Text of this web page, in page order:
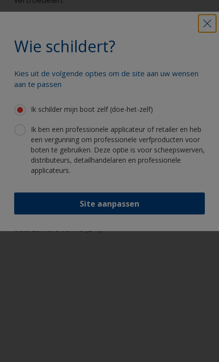
Amine Light Stabilisers)?
en zetten deze om in warmte welke vervolgens
door het vernisoppervlak verdampen
(HALS) absorberen de straling niet. In plaats
schadelijke effect van fotochemicaliën de zogeheten
“vrije radicalen”. Door deze te neutraliseren
belemmeren zij de chemische afbraak, verkleuring
en aantasting van de hardheid en de flexibiliteit
betekent hier een stabilisering van de geschilderde
oppervlaktes en een vertraging van de afbraak van
het bindmiddel. Het resultaat is een veel
duurzamere vernis(2-4).
Wie schildert?
Kies uit de volgende opties om de site aan uw wensen
aan te passen
Ik schilder mijn boot zelf (doe-het-zelf)
Ik ben een professionele applicateur of retailer en heb
een vergunning om professionele verfproducten voor
boten te gebruiken. Deze optie is voor scheepswerven,
distributeurs, detailhandelaren en professionele
applicateurs.
Site aanpassen